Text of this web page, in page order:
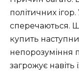
політичних
сперечаються.
купить
непорозуміння
загрожує навіть